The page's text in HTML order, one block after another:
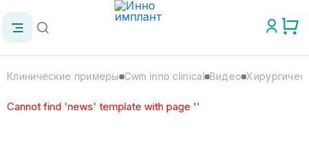
Клинические примеры Cwm inno clinical Видео
Cannot find 'news' template with page ''